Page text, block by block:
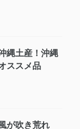
縄土産！沖縄
ススメ品
が吹き荒れ